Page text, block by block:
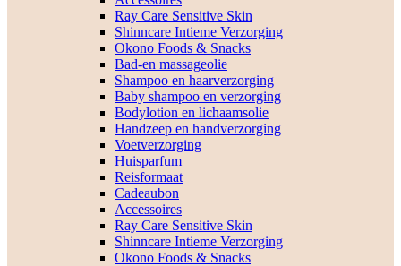
Ray Care Sensitive Skin
Shinncare Intieme Verzorging
Okono Foods & Snacks
Bad-en massageolie
Shampoo en haarverzorging
Baby shampoo en verzorging
Bodylotion en lichaamsolie
Handzeep en handverzorging
Voetverzorging
Huisparfum
Reisformaat
Cadeaubon
Accessoires
Ray Care Sensitive Skin
Shinncare Intieme Verzorging
Okono Foods & Snacks